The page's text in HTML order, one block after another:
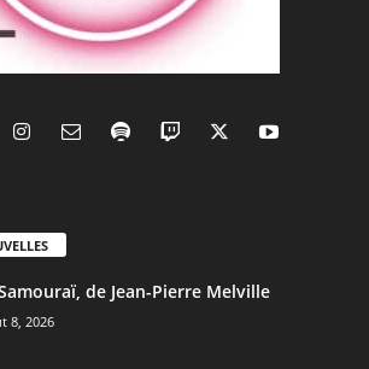
de Jean-Pierre Melville
8, 2026